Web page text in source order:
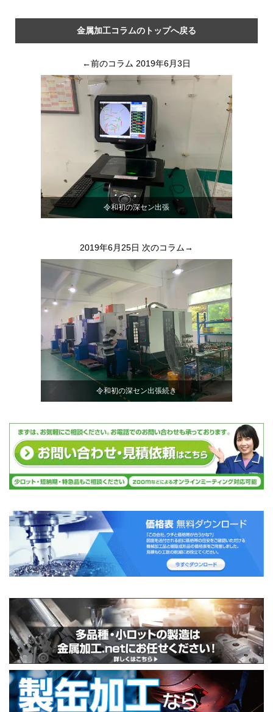
金属加工コラムのトップへ戻る
←前のコラム 2019年6月3日
令和初の深セン出張
2019年6月25日 次のコラム→
令和初の深セン出張続き